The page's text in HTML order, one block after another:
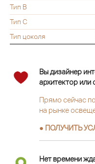
Тип B
Тип C
Тип цоколя
Вы дизайнер
архитектор или
Прямо сейчас
на рынке
● ПОЛУЧИТЬ
Нет времени